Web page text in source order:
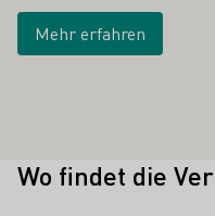
Mehr erfahren
Wo findet die